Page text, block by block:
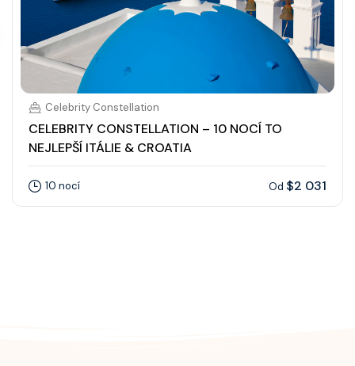
Celebrity Constellation
CELEBRITY CONSTELLATION – 10 NOCÍ TO
NEJLEPŠÍ ITÁLIE & CROATIA
10 nocí Od $2 031